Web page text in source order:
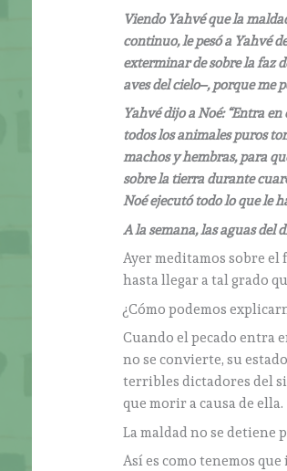
Viendo Yahvé que la
continuo, le pesó a Yahvé
exterminar de sobre la faz
aves del cielo–, porque me
Yahvé dijo a Noé: “Entra
todos los animales puros
machos y hembras, para
sobre la tierra durante
Noé ejecutó todo lo que le
A la semana, las aguas del
Ayer meditamos sobre
hasta llegar a tal grado
¿Cómo podemos
Cuando el pecado entra
no se convierte, su
terribles dictadores del
que morir a causa de ella.
La maldad no se detiene
Así es como tenemos